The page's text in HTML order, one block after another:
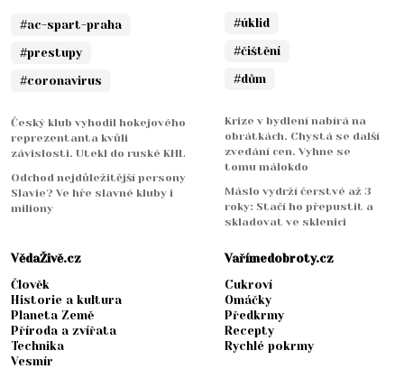
#ac-spart-praha
#prestupy
#coronavirus
Český klub vyhodil hokejového
reprezentanta kvůli
závislosti. Utekl do ruské KHL
Odchod nejdůležitější persony
Slavie? Ve hře slavné kluby i
miliony
#úklid
#čištění
#dům
Krize v bydlení nabírá na
obrátkách. Chystá se další
zvedání cen. Vyhne se
tomu málokdo
Máslo vydrží čerstvé až 3
roky: Stačí ho přepustit a
skladovat ve sklenici
VědaŽivě.cz
Člověk
Historie a kultura
Planeta Země
Příroda a zvířata
Technika
Vesmír
Vařímedobroty.cz
Cukroví
Omáčky
Předkrmy
Recepty
Rychlé pokrmy